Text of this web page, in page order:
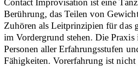
Contact Improvisation ist eine
Berührung, das Teilen von
Zuhören als Leitprinzipien für das
im Vordergrund stehen. Die
Personen aller Erfahrungsstufen
Fähigkeiten. Vorerfahrung ist